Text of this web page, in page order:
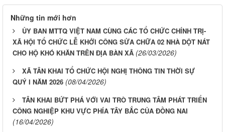
Những tin mới hơn
ỦY BAN MTTQ VIỆT NAM CÙNG CÁC TỔ CHỨC CHÍNH TRỊ-
XÃ HỘI TỔ CHỨC LỄ KHỞI CÔNG SỬA CHỮA 02 NHÀ DỘT NÁT
CHO HỘ KHÓ KHĂN TRÊN ĐỊA BÀN XÃ (26/03/2026)
XÃ TÂN KHAI TỔ CHỨC HỘI NGHỊ THÔNG TIN THỜI SỰ
QUÝ I NĂM 2026 (08/04/2026)
TÂN KHAI BỨT PHÁ VỚI VAI TRÒ TRUNG TÂM PHÁT TRIỂN
CÔNG NGHIỆP KHU VỰC PHÍA TÂY BẮC CỦA ĐỒNG NAI
(16/04/2026)